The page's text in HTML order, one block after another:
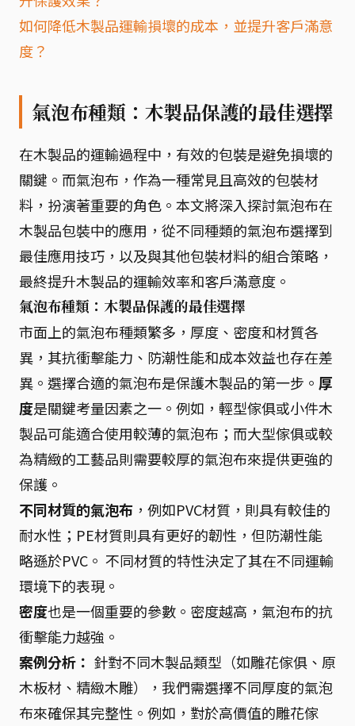
如何降低木製品運輸損壞的成本，並提升客戶滿意
度？
氣泡布種類：木製品保護的最佳選擇
在木製品的運輸過程中，有效的包裝是避免損壞的
關鍵。而氣泡布，作為一種常見且高效的包裝材
料，扮演著重要的角色。本文將深入探討氣泡布在
木製品包裝中的應用，從不同種類的氣泡布選擇到
最佳應用技巧，以及與其他包裝材料的組合策略，
最終提升木製品的運輸效率和客戶滿意度。
氣泡布種類：木製品保護的最佳選擇
市面上的氣泡布種類繁多，厚度、密度和材質各
異，其抗衝擊能力、防潮性能和成本效益也存在差
異。選擇合適的氣泡布是保護木製品的第一步。 厚
度是關鍵考量因素之一。例如，輕型傢俱或小件木
製品可能適合使用較薄的氣泡布；而大型傢俱或較
為精緻的工藝品則需要較厚的氣泡布來提供更強的
保護。
不同材質的氣泡布 ，例如PVC材質，則具有較佳的
耐水性；PE材質則具有更好的韌性，但防潮性能
略遜於PVC。 不同材質的特性決定了其在不同運輸
環境下的表現。
密度也是一個重要的參數。密度越高，氣泡布的抗
衝擊能力越強。
案例分析： 針對不同木製品類型（如雕花傢俱、原
木板材、精緻木雕），我們需選擇不同厚度的氣泡
布來確保其完整性。例如，對於高價值的雕花傢